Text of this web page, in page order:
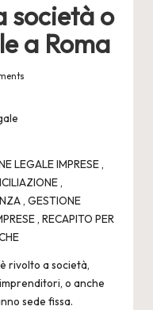
società o
a Roma
LEGALE IMPRESE,
,
, GESTIONE
, RECAPITO PER
rivolto a società,
o anche
sede fissa.